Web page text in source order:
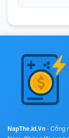
NapThe.Id.Vn- Cổng